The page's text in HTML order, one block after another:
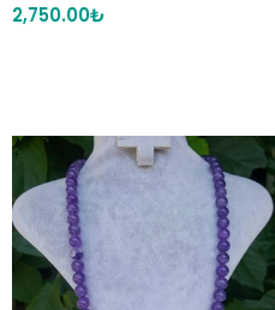
2,750.00₺